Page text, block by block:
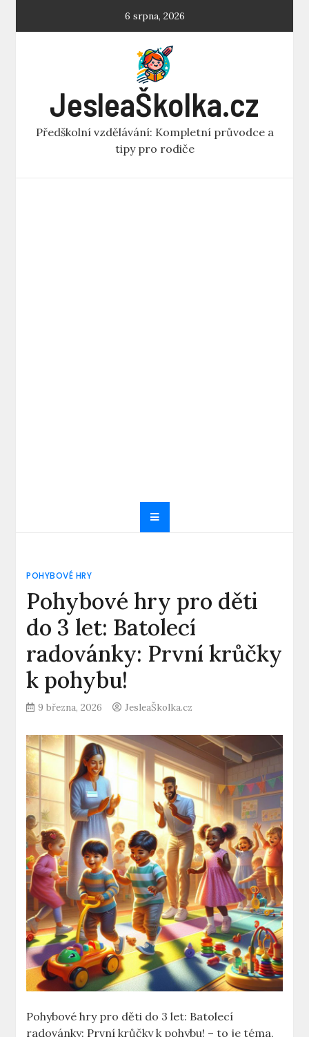
6 srpna, 2026
JesleaŠkolka.cz
Předškolní vzdělávání: Kompletní průvodce a
tipy pro rodiče
POHYBOVÉ HRY
Pohybové hry pro děti
do 3 let: Batolecí
radovánky: První krůčky
k pohybu!
9 března, 2026 JesleaŠkolka.cz
Pohybové hry pro ⁤děti do 3 let: Batolecí
radovánky: ⁢První krůčky k pohybu! – to⁢ je téma,‌